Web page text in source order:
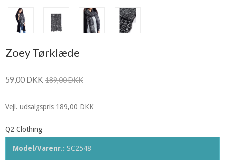
Zoey Tørklæde
59,00 DKK 189,00 DKK
Vejl. udsalgspris 189,00 DKK
Q2 Clothing
Model/Varenr.: SC2548